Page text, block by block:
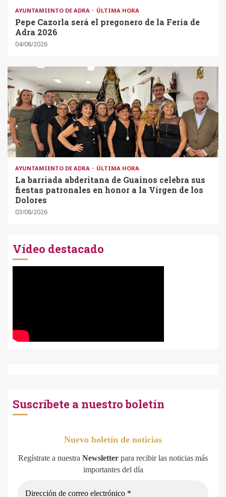
AYUNTAMIENTO DE ADRA ÚLTIMA HORA
Pepe Cazorla será el pregonero de la Feria de
Adra 2026
04/08/2026
AYUNTAMIENTO DE ADRA ÚLTIMA HORA
La barriada abderitana de Guainos celebra sus
fiestas patronales en honor a la Virgen de los
Dolores
03/08/2026
Vídeo destacado
Suscríbete a nuestro boletín
Nuevo boletín de noticias
Regístrate a nuestra Newsletter para recibir las noticias más
importantes del día